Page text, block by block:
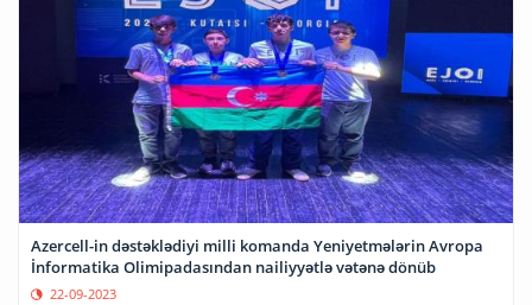
Azercell-in dəstəklədiyi milli komanda Yeniyetmələrin Avropa
İnformatika Olimipadasından nailiyyətlə vətənə dönüb
22-09-2023